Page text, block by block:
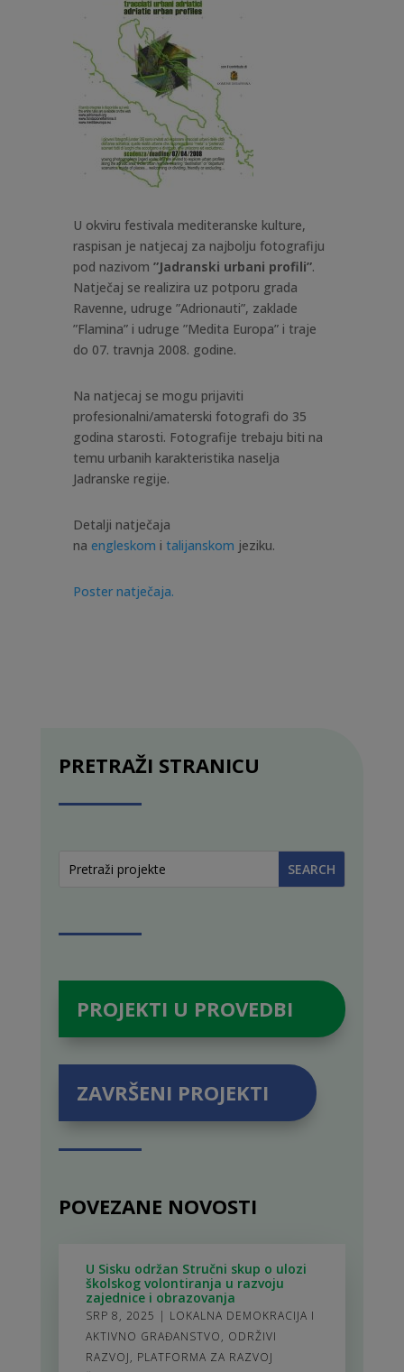
U okviru festivala mediteranske kulture,
raspisan je natjecaj za najbolju fotografiju
pod nazivom ”Jadranski urbani profili”.
Natječaj se realizira uz potporu grada
Ravenne, udruge ”Adrionauti”, zaklade
”Flamina” i udruge ”Medita Europa” i traje
do 07. travnja 2008. godine.
Na natjecaj se mogu prijaviti
profesionalni/amaterski fotografi do 35
godina starosti. Fotografije trebaju biti na
temu urbanih karakteristika naselja
Jadranske regije.
Detalji natječaja
na engleskom i talijanskom jeziku.
Poster natječaja.
PRETRAŽI STRANICU
PROJEKTI U PROVEDBI
ZAVRŠENI PROJEKTI
POVEZANE NOVOSTI
U Sisku održan Stručni skup o ulozi
školskog volontiranja u razvoju
zajednice i obrazovanja
SRP 8, 2025 | LOKALNA DEMOKRACIJA I
AKTIVNO GRAĐANSTVO, ODRŽIVI
RAZVOJ, PLATFORMA ZA RAZVOJ